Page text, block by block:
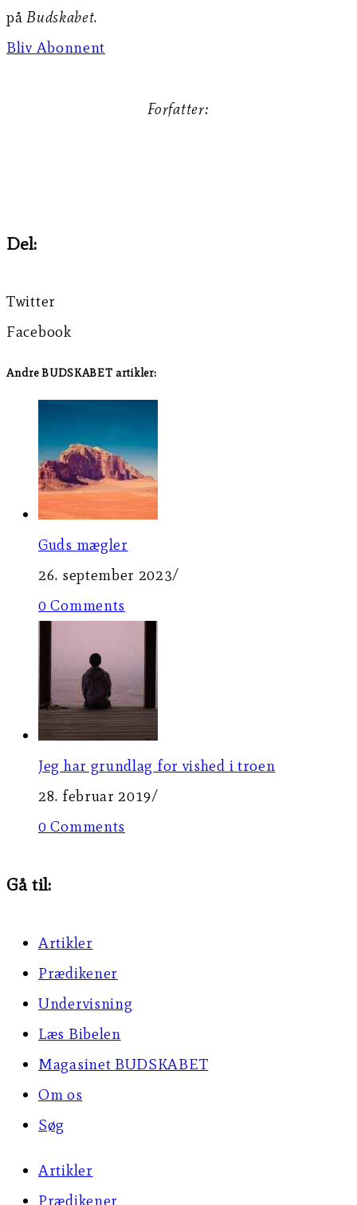
påBudskabet.
Bliv Abonnent
Forfatter:
Del:
Twitter
Facebook
Andre BUDSKABET artikler:
Guds mægler
26. september 2023/
0 Comments
Jeg har grundlag for vished i troen
28. februar 2019/
0 Comments
Gå til:
Artikler
Prædikener
Undervisning
Læs Bibelen
Magasinet BUDSKABET
Om os
Søg
Artikler
Prædikener